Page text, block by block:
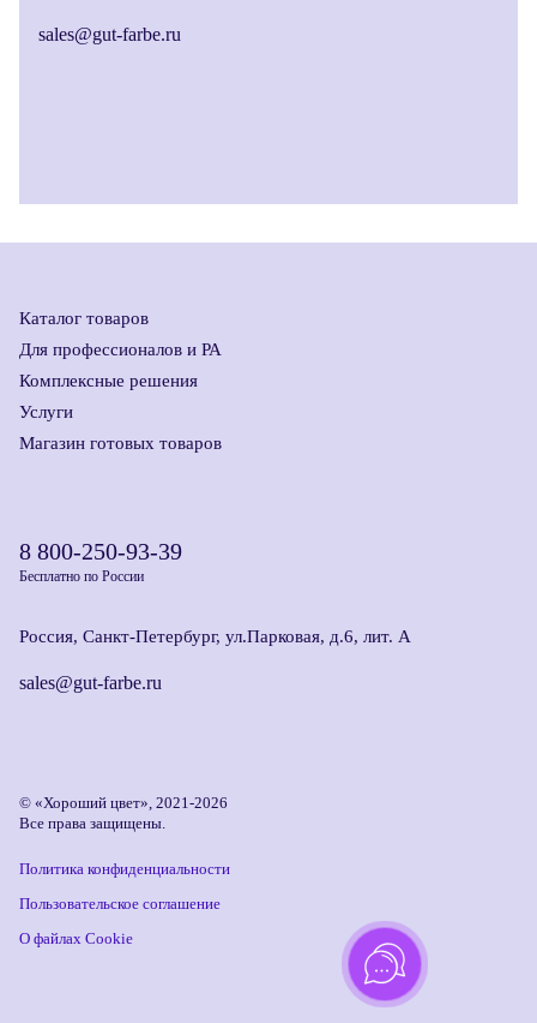
sales@gut-farbe.ru
Каталог товаров
Для профессионалов и РА
Комплексные решения
Услуги
Магазин готовых товаров
8 800-250-93-39
Бесплатно по России
Россия, Санкт-Петербург, ул.Парковая, д.6, лит. А
sales@gut-farbe.ru
© «Хороший цвет», 2021-2026
Все права защищены.
Политика конфиденциальности
Пользовательское соглашение
О файлах Cookie